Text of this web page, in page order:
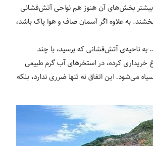
بیشتر بخش‌های آن هنوز هم نواحی آتش‌فشانی
به علاوه اگر آسمان صاف و هوا پاک باشد،
به ناحیه‌ی آتش‌فشانی که برسید، با چند
کرده، در استخرهای آب گرم طبیعی
می‌شود. این اتفاق نه تنها ضرری ندارد، بلکه